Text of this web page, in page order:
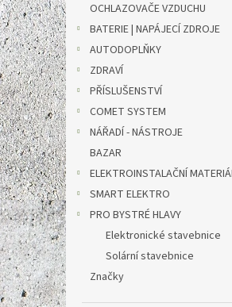
OCHLAZOVAČE VZDUCHU
BATERIE | NAPÁJECÍ ZDROJE
AUTODOPLŇKY
ZDRAVÍ
PŘÍSLUŠENSTVÍ
COMET SYSTEM
NÁŘADÍ - NÁSTROJE
BAZAR
ELEKTROINSTALAČNÍ
SMART ELEKTRO
PRO BYSTRÉ HLAVY
Elektronické stavebnice
Solární stavebnice
Značky